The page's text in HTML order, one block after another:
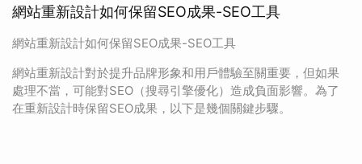
網站重新設計如何保留SEO成果-SEO工具
網站重新設計如何保留SEO成果-SEO工具
網站重新設計對於提升品牌形象和用戶體驗至關重要，但如果
處理不當，可能對SEO（搜尋引擎優化）造成負面影響。為了
在重新設計時保留SEO成果，以下是幾個關鍵步驟。